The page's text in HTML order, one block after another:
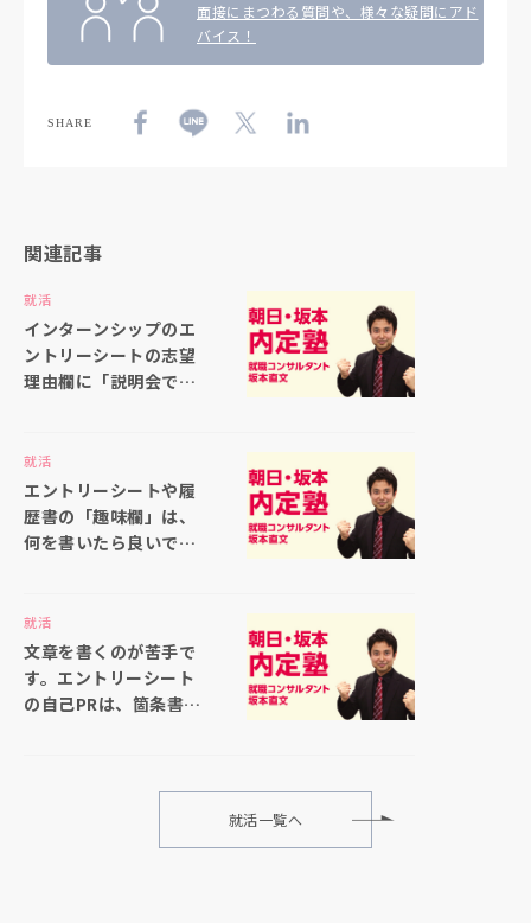
面接にまつわる質問や、様々な疑問にアド
バイス！
SHARE
関連記事
就活
インターンシップのエ
ントリーシートの志望
理由欄に「説明会で聞
ても大丈夫ですか
就活
エントリーシートや履
歴書の「趣味欄」は、
何を書いたら良いでし
就活
文章を書くのが苦手で
す。エントリーシート
の自己PRは、箇条書き
就活一覧へ